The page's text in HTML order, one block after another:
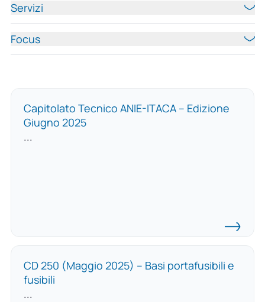
Servizi
Focus
Capitolato Tecnico ANIE-ITACA – Edizione
Giugno 2025
...
CD 250 (Maggio 2025) – Basi portafusibili e
fusibili
...